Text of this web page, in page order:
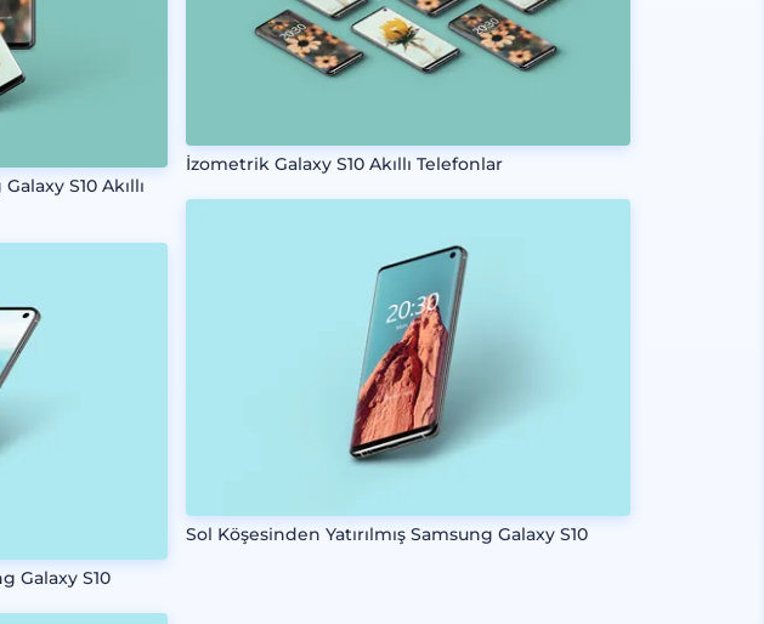
S10 Akıllı
Galaxy S10
İzometrik Galaxy S10 Akıllı Telefonlar
Sol Köşesinden Yatırılmış Samsung Galaxy S10